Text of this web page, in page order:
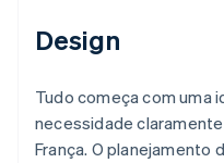
Design
Tudo começa com uma
necessidade
França. O planejamento